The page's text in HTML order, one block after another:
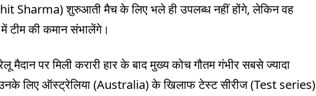
Sharma) शुरुआती मैच के लिए भले ही उपलब्ध नहीं होंगे, लेकिन वह
टीम की कमान संभालेंगे।
पर मिली करारी हार के बाद मुख्य कोच गौतम गंभीर सबसे ज्यादा
लिए ऑस्ट्रेलिया (Australia) के खिलाफ टेस्ट सीरीज (Test series)